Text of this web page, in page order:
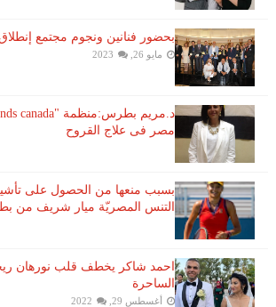
بحضور فنانين ونجوم مجتمع
مايو 26, 2023
مصر فى علاج القروح
بسبب منعها من الحصول على
التنس​ المصريّة ​ميار شريف​ من
احمد شاكر يخطف قلب نورهان
الساحرة
أغسطس 29, 2022